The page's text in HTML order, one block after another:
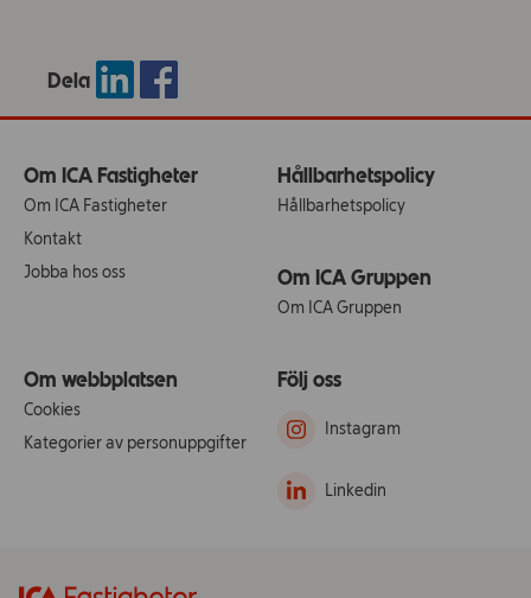
Dela
Om ICA Fastigheter
Om ICA Fastigheter
Kontakt
Jobba hos oss
Hållbarhetspolicy
Hållbarhetspolicy
Om ICA Gruppen
Om ICA Gruppen
Om webbplatsen
Cookies
Kategorier av personuppgifter
Följ oss
Instagram
Linkedin